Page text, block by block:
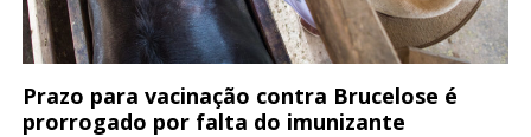
Prazo para vacinação contra Brucelose é
prorrogado por falta do imunizante